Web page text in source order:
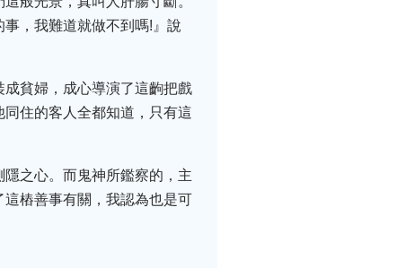
，我難道就做不到嗎!』說
貧婦，成心導演了這齣把戲
住的客人全都知道，只有這
之心。而鬼神所鑑察的，主
樁善事有關，我認為也是可